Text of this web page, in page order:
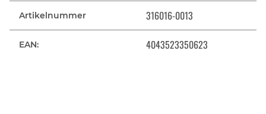
Artikelnummer 316016-0013
EAN: 4043523350623